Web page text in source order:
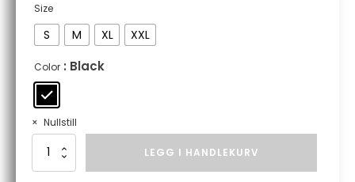
Size
S M XL XXL
Color : Black
Nullstill
Oak
Professional
LEGG I HANDLEKURV